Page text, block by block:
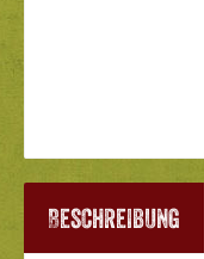
Beschreibung